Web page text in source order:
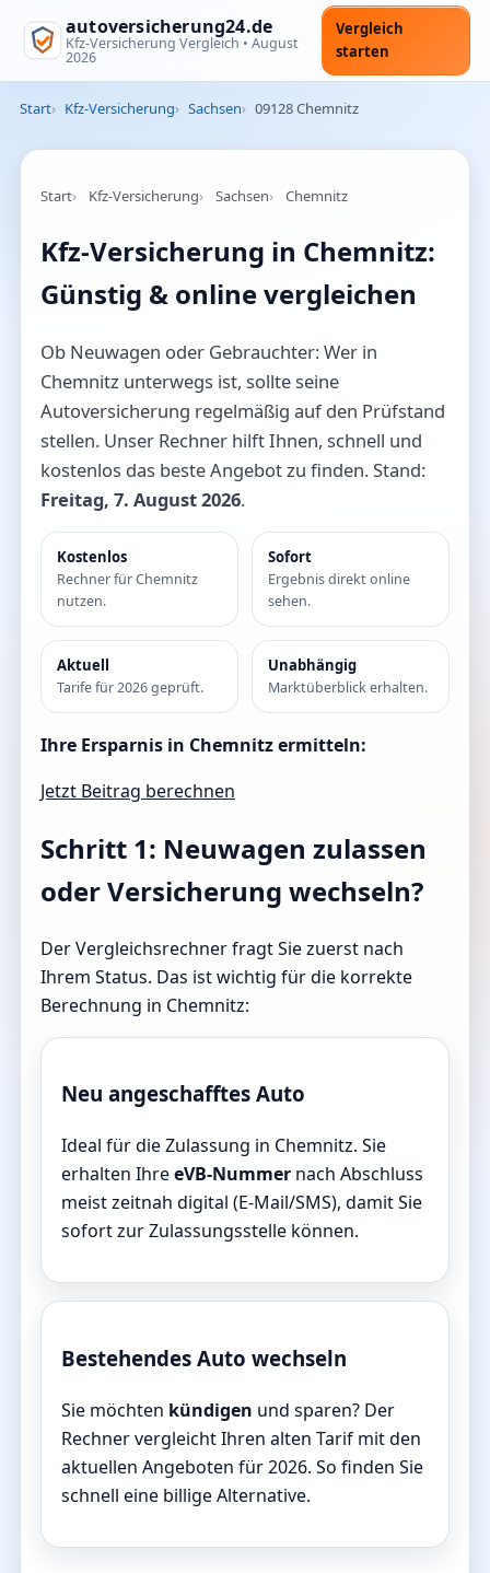
autoversicherung24.de
Kfz-Versicherung Vergleich • August
2026
Vergleich
starten
Start Kfz-Versicherung Sachsen 09128 Chemnitz
Start Kfz-Versicherung Sachsen Chemnitz
Kfz-Versicherung in Chemnitz:
Günstig & online vergleichen
Ob Neuwagen oder Gebrauchter: Wer in
Chemnitz unterwegs ist, sollte seine
Autoversicherung regelmäßig auf den Prüfstand
stellen. Unser Rechner hilft Ihnen, schnell und
kostenlos das beste Angebot zu finden. Stand:
Freitag, 7. August 2026.
Kostenlos
Rechner für Chemnitz
nutzen.
Sofort
Ergebnis direkt online
sehen.
Aktuell
Tarife für 2026 geprüft.
Unabhängig
Marktüberblick erhalten.
Ihre Ersparnis in Chemnitz ermitteln:
Jetzt Beitrag berechnen
Schritt 1: Neuwagen zulassen
oder Versicherung wechseln?
Der Vergleichsrechner fragt Sie zuerst nach
Ihrem Status. Das ist wichtig für die korrekte
Berechnung in Chemnitz:
Neu angeschafftes Auto
Ideal für die Zulassung in Chemnitz. Sie
erhalten IhreeVB-Nummer nach Abschluss
meist zeitnah digital (E-Mail/SMS), damit Sie
sofort zur Zulassungsstelle können.
Bestehendes Auto wechseln
Sie möchten kündigen und sparen? Der
Rechner vergleicht Ihren alten Tarif mit den
aktuellen Angeboten für 2026. So finden Sie
schnell eine billige Alternative.